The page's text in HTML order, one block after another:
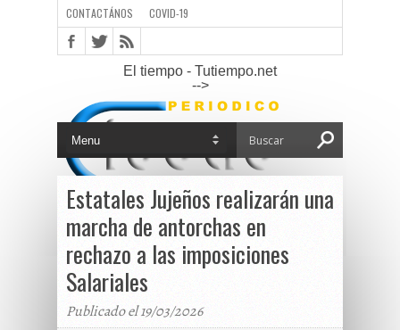
CONTACTÁNOS COVID-19
El tiempo - Tutiempo.net
-->
Estatales Jujeños realizarán una
marcha de antorchas en
rechazo a las imposiciones
Salariales
Publicado el 19/03/2026